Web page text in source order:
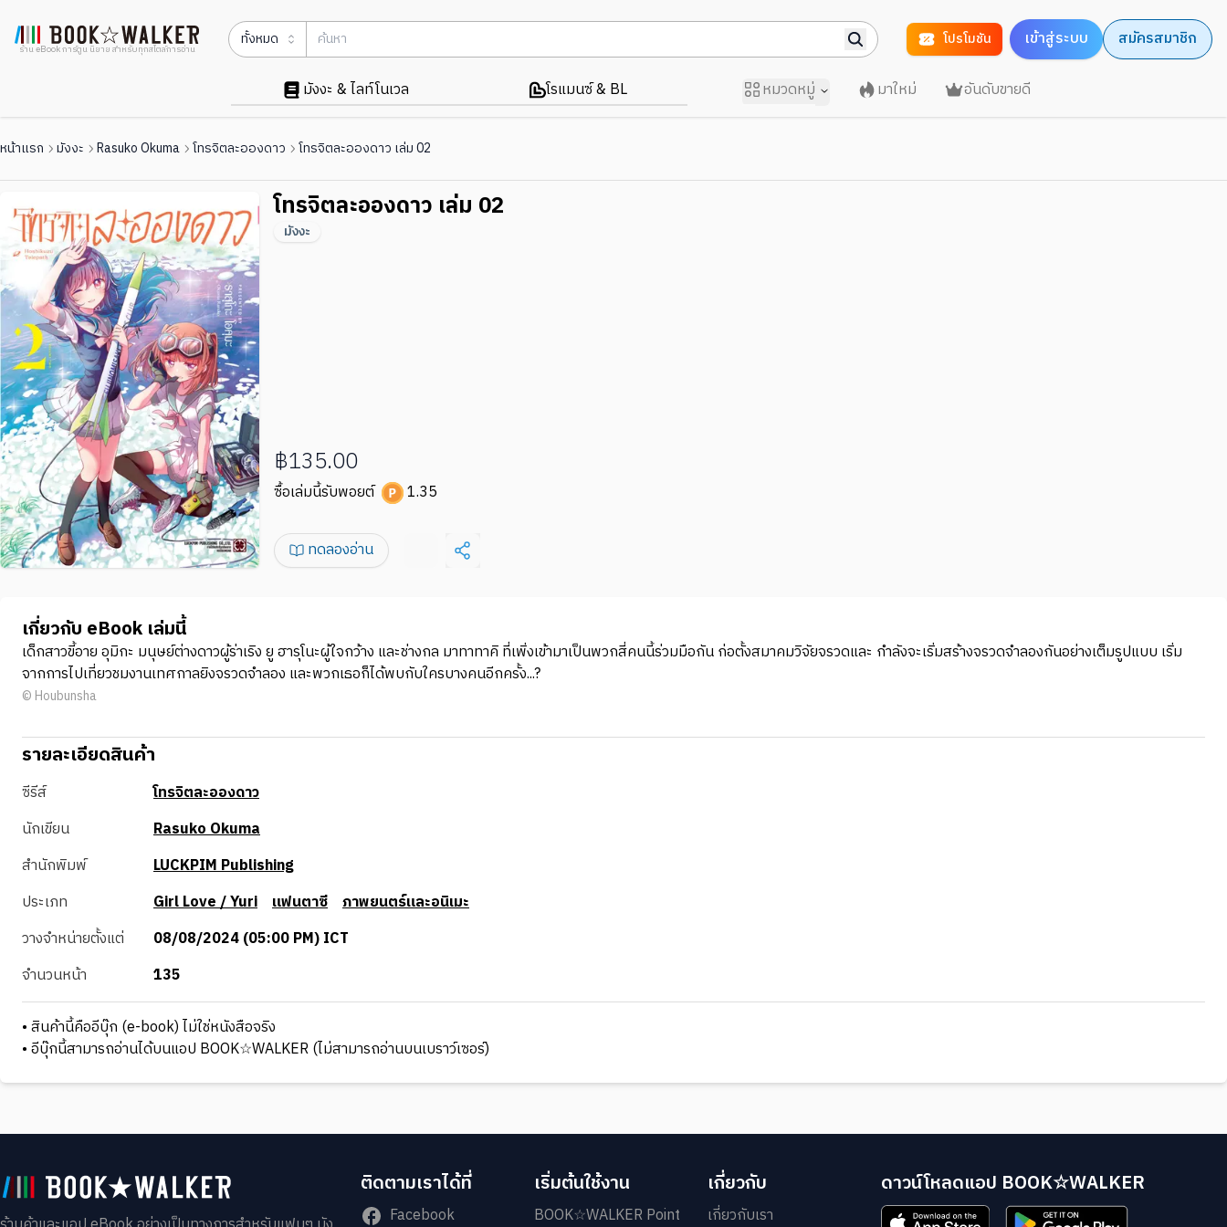
ร้าน eBook การ์ตูน นิยาย สำหรับทุกสไตล์การอ่าน
ทั้งหมด โปรโมชัน เข้าสู่ระบบ สมัครสมาชิก
มังงะ & ไลท์โนเวล โรแมนซ์ & BL หมวดหมู่ มาใหม่ อันดับขายดี
หน้าแรก มังงะ Rasuko Okuma โทรจิตละอองดาว โทรจิตละอองดาว เล่ม 02
โทรจิตละอองดาว เล่ม 02
มังงะ
฿135.00
ซื้อเล่มนี้รับพอยต์ 1.35
ทดลองอ่าน
เกี่ยวกับ eBook เล่มนี้
เด็กสาวขี้อาย อุมิกะ มนุษย์ต่างดาวผู้ร่าเริง ยู ฮารุโนะผู้ใจกว้าง และช่างกล มาทาทาคิ ที่เพิ่งเข้ามาเป็นพวกสี่คนนี้ร่วมมือกัน ก่อตั้งสมาคมวิจัยจรวดและ กำลังจะเริ่มสร้างจรวดจำลองกันอย่างเต็มรูปแบบ เริ่ม
จากการไปเที่ยวชมงานเทศกาลยิงจรวดจำลอง และพวกเธอก็ได้พบกับใครบางคนอีกครั้ง...?
© Houbunsha
รายละเอียดสินค้า
ซีรีส์
โทรจิตละอองดาว
นักเขียน
Rasuko Okuma
สำนักพิมพ์
LUCKPIM Publishing
ประเภท
Girl Love / Yuri แฟนตาซี ภาพยนตร์และอนิเมะ
วางจำหน่ายตั้งแต่
08/08/2024 (05:00 PM) ICT
จำนวนหน้า
135
• สินค้านี้คืออีบุ๊ก (e-book) ไม่ใช่หนังสือจริง
• อีบุ๊กนี้สามารถอ่านได้บนแอป BOOK☆WALKER (ไม่สามารถอ่านบนเบราว์เซอร์)
ติดตามเราได้ที่
Facebook
เริ่มต้นใช้งาน
BOOK☆WALKER Point
เกี่ยวกับ
เกี่ยวกับเรา
ดาวน์โหลดแอป BOOK☆WALKER